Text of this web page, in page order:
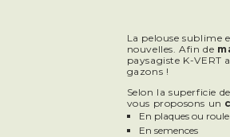
La pelouse sublime
nouvelles. Afin de
paysagiste K-VERT
gazons !
Selon la superficie
vous proposons un
En plaques ou
En semences